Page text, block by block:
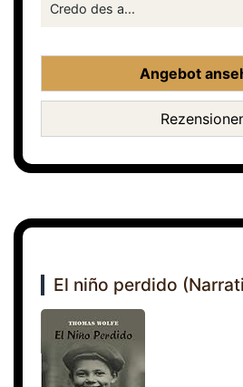
Credo des a...
Angebot
El niño perdido